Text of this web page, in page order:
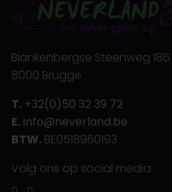
Blankenbergse Steenweg 186
8000 Brugge
T. +32(0)50 32 39 72
E. info@neverland.be
BTW. BE0518960193
Volg ons op social media